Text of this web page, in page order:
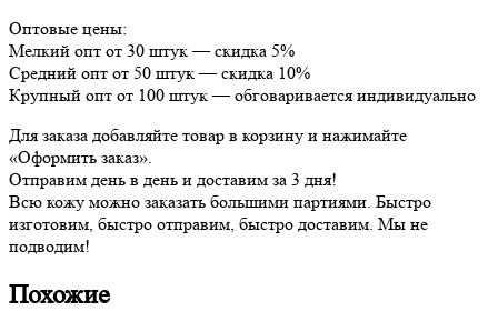
Оптовые цены:
Мелкий опт от 30 штук — скидка 5%
Средний опт от 50 штук — скидка 10%
Крупный опт от 100 штук — обговаривается индивидуально
Для заказа добавляйте товар в корзину и нажимайте
«Оформить заказ».
Отправим день в день и доставим за 3 дня!
Всю кожу можно заказать большими партиями. Быстро
изготовим, быстро отправим, быстро доставим. Мы не
подводим!
Похожие